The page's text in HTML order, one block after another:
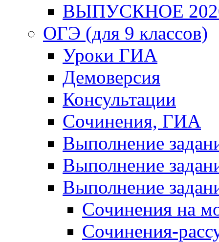
ВЫПУСКНОЕ
ОГЭ (для 9 классов)
Уроки ГИА
Демоверсия
Консультации
Сочинения, ГИА
Выполнение
Выполнение
Выполнение
Сочинения на
Сочинения-